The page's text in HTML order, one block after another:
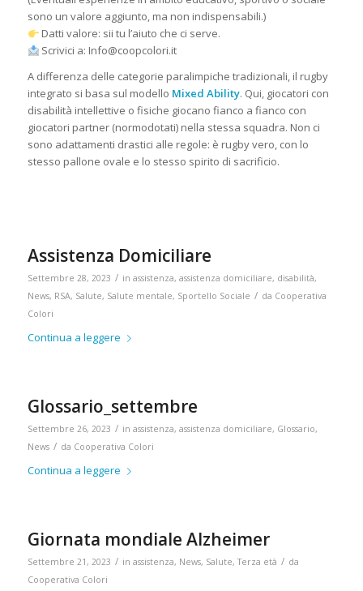
sono un valore aggiunto, ma non indispensabili.)
Datti valore: sii tu l’aiuto che ci serve.
Scrivici a: Info@coopcolori.it
A differenza delle categorie paralimpiche tradizionali, il rugby
integrato si basa sul modello Mixed Ability. Qui, giocatori con
disabilità intellettive o fisiche giocano fianco a fianco con
giocatori partner (normodotati) nella stessa squadra. Non ci
sono adattamenti drastici alle regole: è rugby vero, con lo
stesso pallone ovale e lo stesso spirito di sacrificio.
Assistenza Domiciliare
Settembre 28, 2023 / in assistenza, assistenza domiciliare, disabilità,
News, RSA, Salute, Salute mentale, Sportello Sociale / da Cooperativa
Colori
Continua a leggere
Glossario_settembre
Settembre 26, 2023 / in assistenza, assistenza domiciliare, Glossario,
News / da Cooperativa Colori
Continua a leggere
Giornata mondiale Alzheimer
Settembre 21, 2023 / in assistenza, News, Salute,Terza età / da
Cooperativa Colori